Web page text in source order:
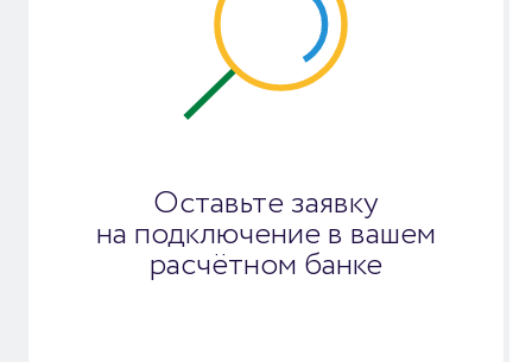
Оставьте заявку
на подключение в вашем
расчётном банке